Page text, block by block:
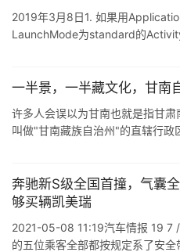
2019年3月8日1. 如果用
LaunchMode为standard的
一半景，一半藏文化，甘南
许多人会误以为甘南也就是指甘
叫做"甘南藏族自治州"的直辖行
奔驰新S级全国首撞，气囊
够买辆凯美瑞
2021-05-08 11:19汽车情报 19 7
的五位乘客全部都按规定系了安